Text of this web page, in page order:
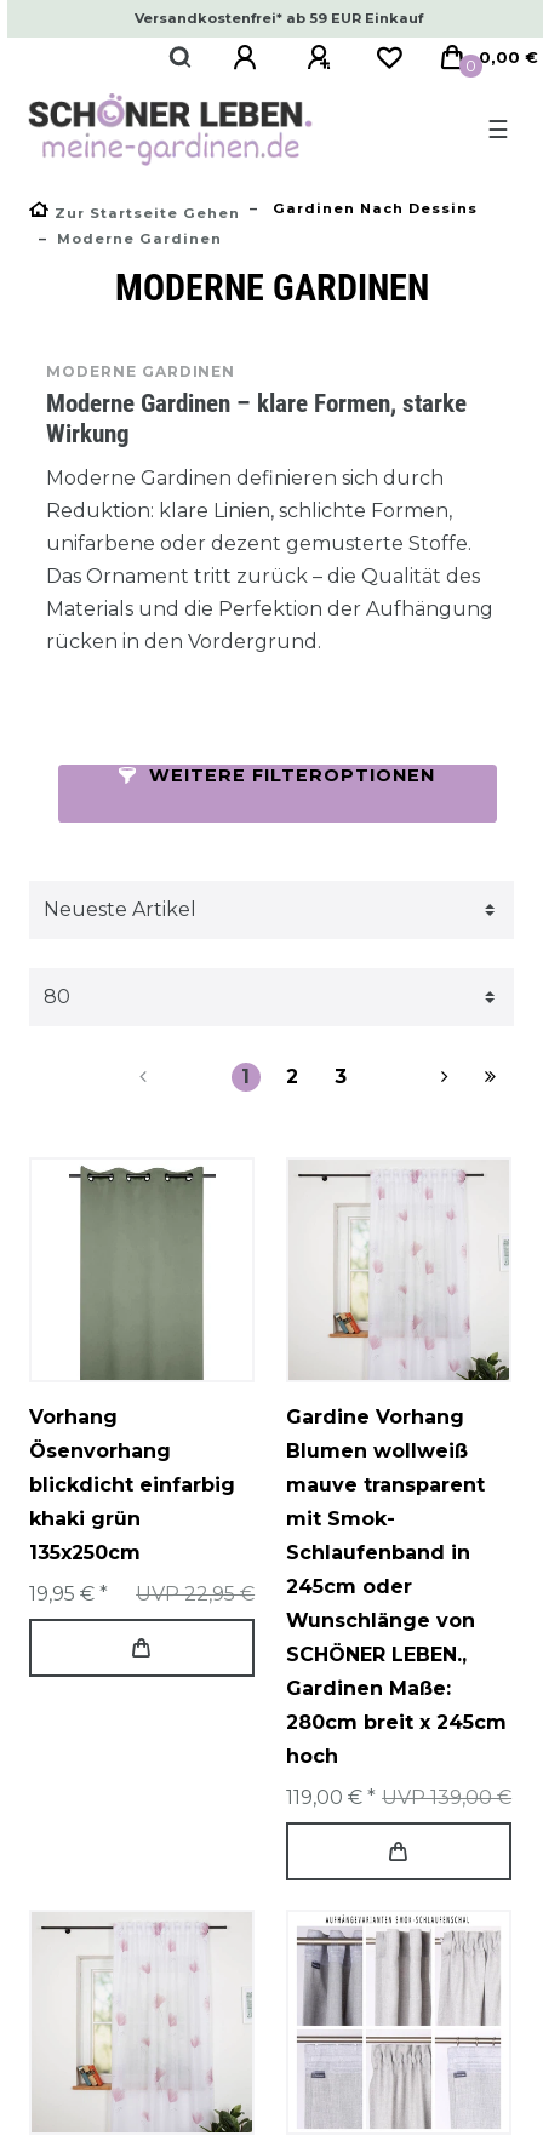
Versandkostenfrei* ab 59 EUR Einkauf
0 0,00 €
☰
Zur Startseite Gehen
Gardinen Nach Dessins
Moderne Gardinen
MODERNE GARDINEN
MODERNE GARDINEN
Moderne Gardinen – klare Formen, starke
Wirkung
Moderne Gardinen definieren sich durch
Reduktion: klare Linien, schlichte Formen,
unifarbene oder dezent gemusterte Stoffe.
Das Ornament tritt zurück – die Qualität des
Materials und die Perfektion der Aufhängung
rücken in den Vordergrund.
WEITERE FILTEROPTIONEN
1 2 3
Vorhang
Ösenvorhang
blickdicht einfarbig
khaki grün
135x250cm
UVP 22,95 €
19,95 € *
Gardine Vorhang
Blumen wollweiß
mauve transparent
mit Smok-
Schlaufenband in
245cm oder
Wunschlänge von
SCHÖNER LEBEN.,
Gardinen Maße:
280cm breit x 245cm
hoch
UVP 139,00 €
119,00 € *